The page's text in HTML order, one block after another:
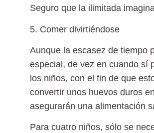
Seguro que la ilimitada
5. Comer divirtiéndose
Aunque la escasez de tiempo
especial, de vez en cuando sí
los niños, con el fin de que
convertir unos huevos duros
asegurarán una alimentación
Para cuatro niños, sólo se